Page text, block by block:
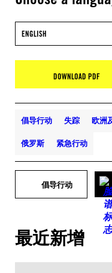
ENGLISH
DOWNLOAD PDF
倡导行动 失踪 欧洲
俄罗斯 紧急行动
倡导行动
最近新增